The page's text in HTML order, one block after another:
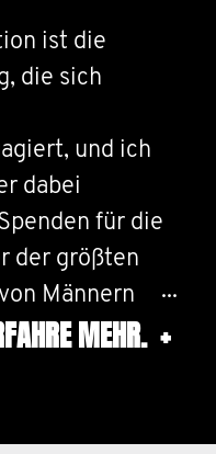
ist die
die sich
und ich
dabei
für die
der größten
Männern
Hodenkrebs
zu jung
MEHR. +